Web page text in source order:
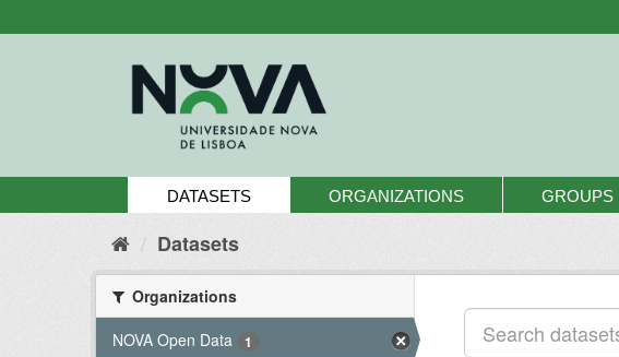
to
DATASETS ORGANIZATIONS GROUPS
Datasets
Organizations
NOVA Open Data
1